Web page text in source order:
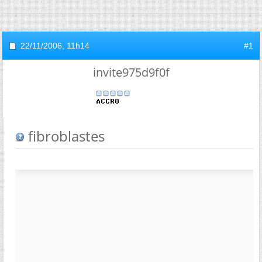
22/11/2006, 11h14 #1
invite975d9f0f
fibroblastes